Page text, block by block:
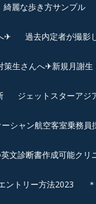
綺麗な歩き方サンプル
✈ 過去内定者が撮影
策生さんへ✈新規月謝
ジェットスターアジ
ーシャン航空客室乗務
文診断書作成可能クリ
ントリー方法2023